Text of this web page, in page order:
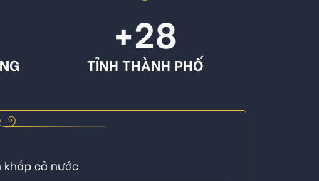
+28
TỈNH THÀNH PHỐ
khắp cả nước